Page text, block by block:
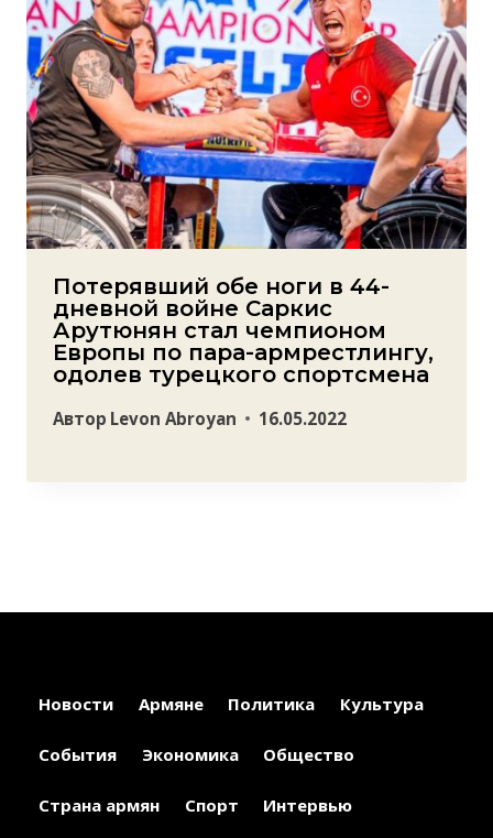
Потерявший обе ноги в 44-
дневной войне Саркис
Арутюнян стал чемпионом
Европы по пара-армрестлингу,
одолев турецкого спортсмена
Автор Levon Abroyan 16.05.2022
Новости Армяне Политика Культура
События Экономика Общество
Страна армян Спорт Интервью